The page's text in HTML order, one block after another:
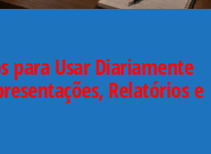
para Usar Diariamente
Relatórios e